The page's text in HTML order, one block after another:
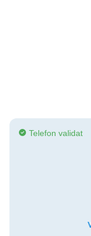
Telefon validat